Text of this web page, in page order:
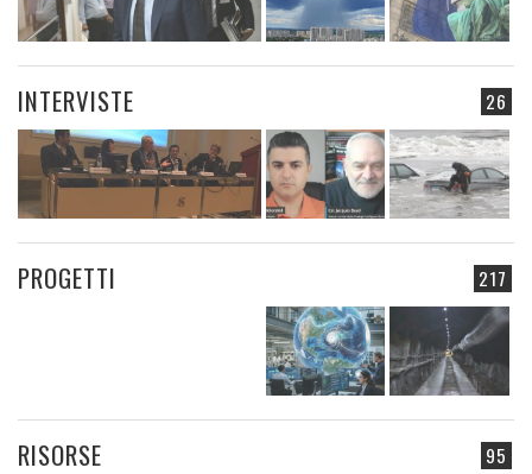
26
INTERVISTE
217
PROGETTI
95
RISORSE